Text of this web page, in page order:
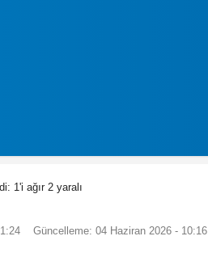
1'i ağır 2 yaralı
Güncelleme: 04 Haziran 2026 - 10:16